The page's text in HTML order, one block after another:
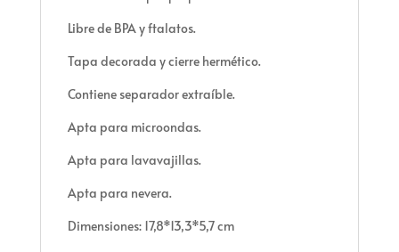
Libre de BPA y ftalatos.
Tapa decorada y cierre hermético.
Contiene separador extraíble.
Apta para microondas.
Apta para lavavajillas.
Apta para nevera.
Dimensiones: 17,8*13,3*5,7 cm